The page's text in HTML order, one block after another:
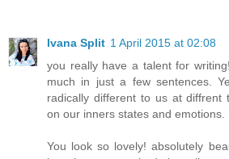
Ivana Split 1 April 2015 at 02:08
you really have a talent for
much in just a few sentences.
radically different to us at diffrent
on our inners states and emotions.
You look so lovely! absolutely